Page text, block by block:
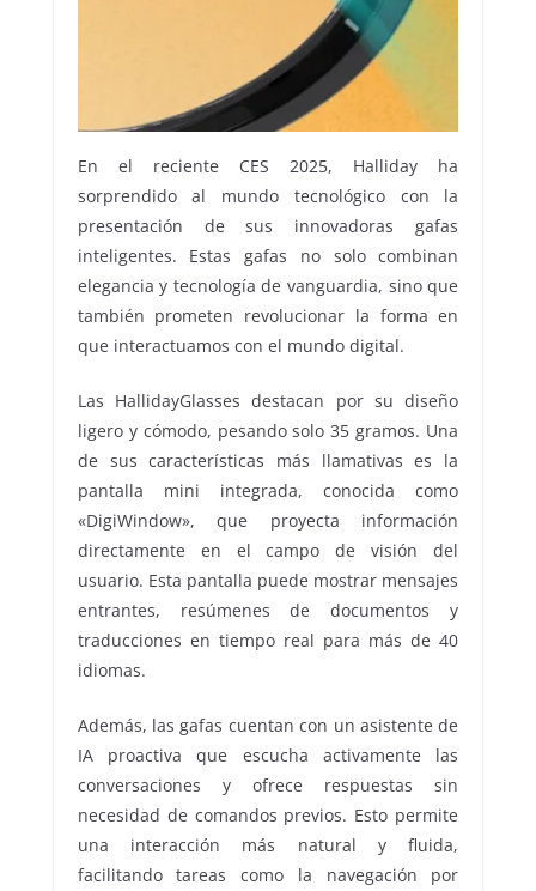
En el reciente CES 2025, Halliday ha
sorprendido al mundo tecnológico con la
presentación de sus innovadoras gafas
inteligentes. Estas gafas no solo combinan
elegancia y tecnología de vanguardia, sino que
también prometen revolucionar la forma en
que interactuamos con el mundo digital.
Las HallidayGlasses destacan por su diseño
ligero y cómodo, pesando solo 35 gramos. Una
de sus características más llamativas es la
pantalla mini integrada, conocida como
«DigiWindow», que proyecta información
directamente en el campo de visión del
usuario. Esta pantalla puede mostrar mensajes
entrantes, resúmenes de documentos y
traducciones en tiempo real para más de 40
idiomas.
Además, las gafas cuentan con un asistente de
IA proactiva que escucha activamente las
conversaciones y ofrece respuestas sin
necesidad de comandos previos. Esto permite
una interacción más natural y fluida,
facilitando tareas como la navegación por